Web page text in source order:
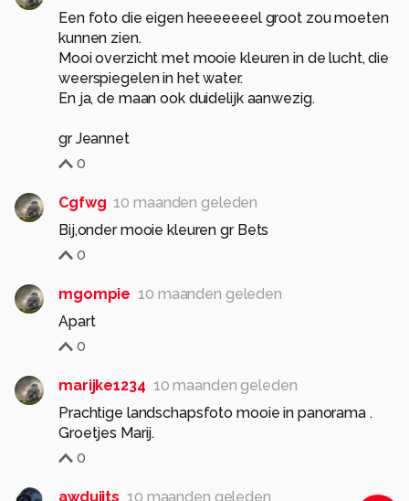
Een foto die eigen heeeeeeel groot zou moeten
kunnen zien.
Mooi overzicht met mooie kleuren in de lucht, die
weerspiegelen in het water.
En ja, de maan ook duidelijk aanwezig.
gr Jeannet
0
Cgfwg 10 maanden geleden
Bij,onder mooie kleuren gr Bets
0
mgompie 10 maanden geleden
Apart
0
marijke1234 10 maanden geleden
Prachtige landschapsfoto mooie in panorama .
Groetjes Marij.
0
awduijts 10 maanden geleden